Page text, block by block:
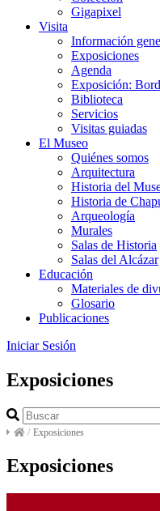
Gigapixel
Visita
Información
Exposiciones
Agenda
Exposición:
Biblioteca
Servicios
Visitas guiadas
El Museo
Quiénes somos
Arquitectura
Historia del
Historia de
Arqueología
Murales
Salas de Historia
Salas del Alcázar
Educación
Materiales de
Glosario
Publicaciones
Iniciar Sesión
Exposiciones
/ Exposiciones
Exposiciones